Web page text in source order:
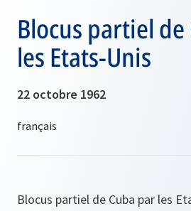
Blocus partiel
les Etats-Unis
22 octobre 1962
Blocus partiel de Cuba par les